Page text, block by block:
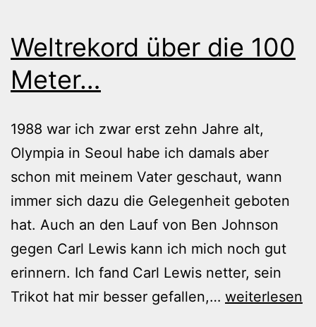
Weltrekord über die 100
Meter…
1988 war ich zwar erst zehn Jahre alt,
Olympia in Seoul habe ich damals aber
schon mit meinem Vater geschaut, wann
immer sich dazu die Gelegenheit geboten
hat. Auch an den Lauf von Ben Johnson
gegen Carl Lewis kann ich mich noch gut
erinnern. Ich fand Carl Lewis netter, sein
Trikot hat mir besser gefallen,… Weltrekord
weiterlesen